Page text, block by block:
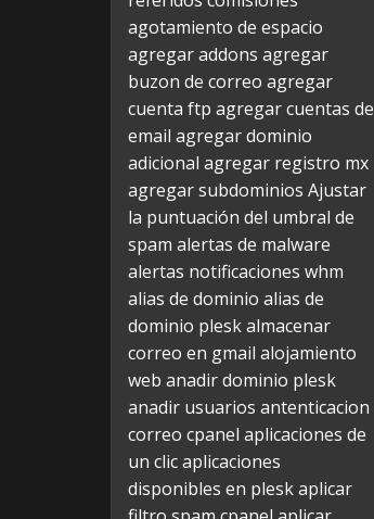
agotamiento de espacio
agregar addons agregar
buzon de correo agregar
cuenta ftp agregar cuentas de
email agregar dominio
adicional agregar registro mx
agregar subdominios Ajustar
la puntuación del umbral de
spam alertas de malware
alertas notificaciones whm
alias de dominio alias de
dominio pleskalmacenar
correo en gmail alojamiento
web anadir dominio plesk
anadir usuarios antenticacion
correo cpanel aplicaciones de
un clicaplicaciones
disponibles en pleskaplicar